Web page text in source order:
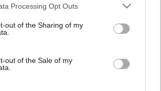
this website/app uses one or more Google
visit or usage behaviour. You may click to
to Google and its third-party tags to
below specified purposes in below Google
Processing Opt Outs
out of the Sharing of my
out of the Sale of my